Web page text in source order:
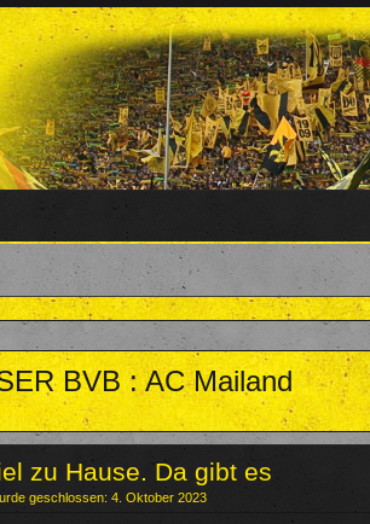
BVB : AC Mailand
2023.
zu Hause. Da gibt es
geschlossen: 4. Oktober 2023